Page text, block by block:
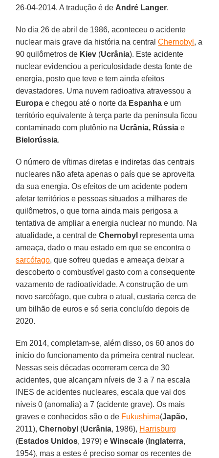
26-04-2014. A tradução é de André Langer.
No dia 26 de abril de 1986, aconteceu o acidente
nuclear mais grave da história na centralChernobyl , a
90 quilômetros de Kiev (Ucrânia). Este acidente
nuclear evidenciou a periculosidade desta fonte de
energia, posto que teve e tem ainda efeitos
devastadores. Uma nuvem radioativa atravessou a
Europa e chegou até o norte da Espanha e um
território equivalente à terça parte da península ficou
contaminado com plutônio na Ucrânia, Rússia e
Bielorússia.
O número de vítimas diretas e indiretas das centrais
nucleares não afeta apenas o país que se aproveita
da sua energia. Os efeitos de um acidente podem
afetar territórios e pessoas situados a milhares de
quilômetros, o que torna ainda mais perigosa a
tentativa de ampliar a energia nuclear no mundo. Na
atualidade, a central deChernobyl representa uma
ameaça, dado o mau estado em que se encontra o
sarcófago, que sofreu quedas e ameaça deixar a
descoberto o combustível gasto com a consequente
vazamento de radioatividade. A construção de um
novo sarcófago, que cubra o atual, custaria cerca de
um bilhão de euros e só seria concluído depois de
2020.
Em 2014, completam-se, além disso, os 60 anos do
início do funcionamento da primeira central nuclear.
Nessas seis décadas ocorreram cerca de 30
acidentes, que alcançam níveis de 3 a 7 na escala
INES de acidentes nucleares, escala que vai dos
níveis 0 (anomalia) a 7 (acidente grave). Os mais
graves e conhecidos são o de Fukushima(Japão,
2011),Chernobyl (Ucrânia, 1986), Harrisburg
(Estados Unidos, 1979) eWinscale ( Inglaterra,
1954), mas a estes é preciso somar os recentes de